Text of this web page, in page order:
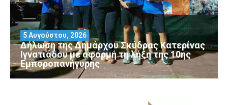
Δήλωση της Δημάρχου Σκύδρας Κατερίνας
Ιγνατιάδου με αφορμή τη λήξη της 10ης
Εμποροπανήγυρης
5 Αυγούστου, 2026